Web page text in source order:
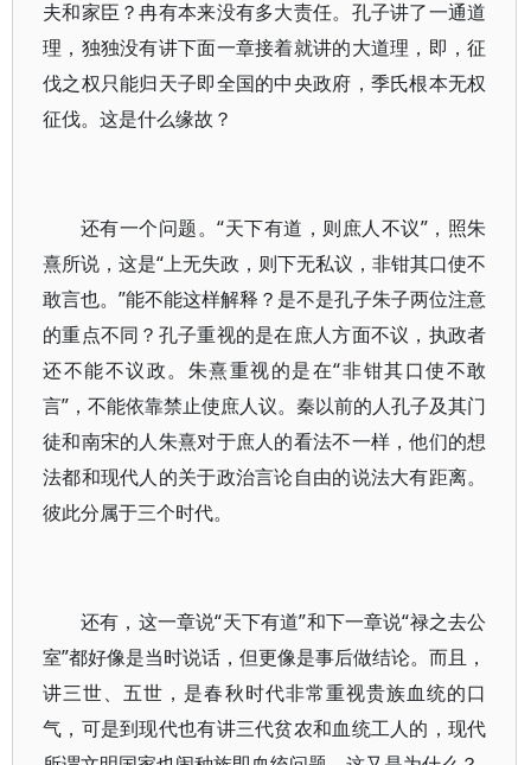
夫和家臣？冉有本来没有多大责任。孔子讲了一通道
理，独独没有讲下面一章接着就讲的大道理，即，征
伐之权只能归天子即全国的中央政府，季氏根本无权
征伐。这是什么缘故？
还有一个问题。“天下有道，则庶人不议”，照朱
熹所说，这是“上无失政，则下无私议，非钳其口使不
敢言也。”能不能这样解释？是不是孔子朱子两位注意
的重点不同？孔子重视的是在庶人方面不议，执政者
还不能不议政。朱熹重视的是在“非钳其口使不敢
言”，不能依靠禁止使庶人议。秦以前的人孔子及其门
徒和南宋的人朱熹对于庶人的看法不一样，他们的想
法都和现代人的关于政治言论自由的说法大有距离。
彼此分属于三个时代。
还有，这一章说“天下有道”和下一章说“禄之去公
室”都好像是当时说话，但更像是事后做结论。而且，
讲三世、五世，是春秋时代非常重视贵族血统的口
气，可是到现代也有讲三代贫农和血统工人的，现代